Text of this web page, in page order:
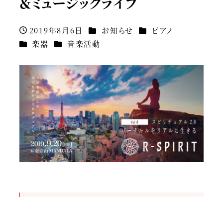
投稿日
2019年8月6日 カテゴリー
お知らせ カテゴリー
ピアノ
カテゴリー
楽器 カテゴリー
音楽活動